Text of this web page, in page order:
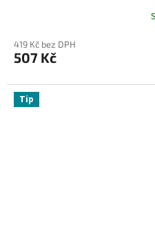
419 Kč bez DPH
507 Kč
Tip